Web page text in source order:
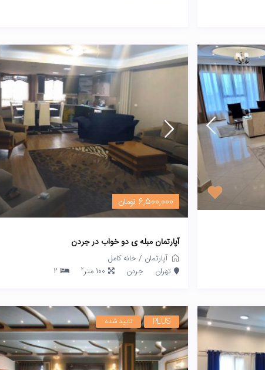
6,500,000 تومان
آپارتمان مبله ی دو خواب در جردن
آپارتمان /خانه کامل
تهران
جردن 100 متر 2
2
PLUS تایید شده